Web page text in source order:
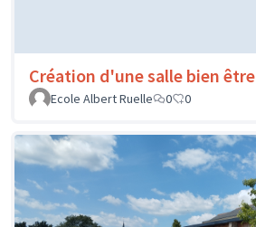
Création d'une salle bien être
Ecole Albert Ruelle
0 0